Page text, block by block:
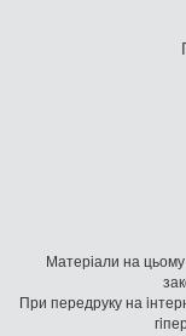
Матеріали на цьому
При передруку на